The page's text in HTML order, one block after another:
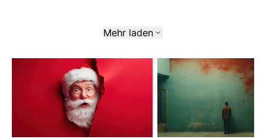
Mehr laden